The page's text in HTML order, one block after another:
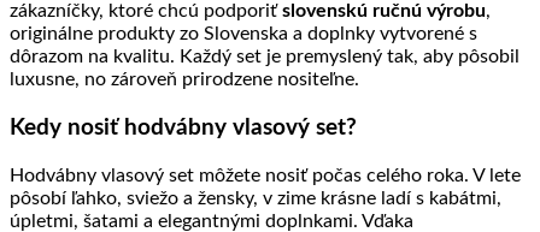
zákazníčky, ktoré chcú podporiťslovenskú ručnú výrobu,
originálne produkty zo Slovenska a doplnky vytvorené s
dôrazom na kvalitu. Každý set je premyslený tak, aby pôsobil
luxusne, no zároveň prirodzene nositeľne.
Kedy nosiť hodvábny vlasový set?
Hodvábny vlasový set môžete nosiť počas celého roka. V lete
pôsobí ľahko, sviežo a žensky, v zime krásne ladí s kabátmi,
úpletmi, šatami a elegantnými doplnkami. Vďaka